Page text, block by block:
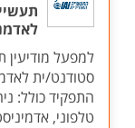
למפעל
סטודנט/ית
התפקיד כולל:
טלפוני,